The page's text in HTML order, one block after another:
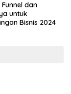
dan
untuk
Bisnis 2024